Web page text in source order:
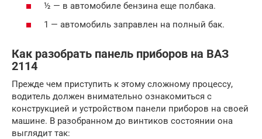
½ — в автомобиле бензина еще полбака.
1 — автомобиль заправлен на полный бак.
Как разобрать панель приборов на ВАЗ
2114
Прежде чем приступить к этому сложному процессу,
водитель должен внимательно ознакомиться с
конструкцией и устройством панели приборов на своей
машине. В разобранном до винтиков состоянии она
выглядит так: